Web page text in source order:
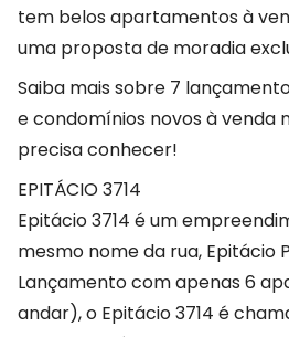
tem belos apartamentos à
uma proposta de moradia
Saiba mais sobre 7
e condomínios novos à venda
precisa conhecer!
EPITÁCIO 3714
Epitácio 3714 é um
mesmo nome da rua, Epitácio
Lançamento com apenas 6
andar), o Epitácio 3714 é